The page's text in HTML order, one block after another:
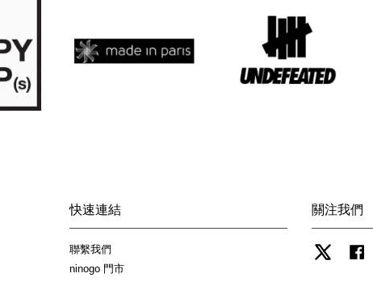
快速連結
聯繫我們
ninogo 門市
關注我們
Twitter